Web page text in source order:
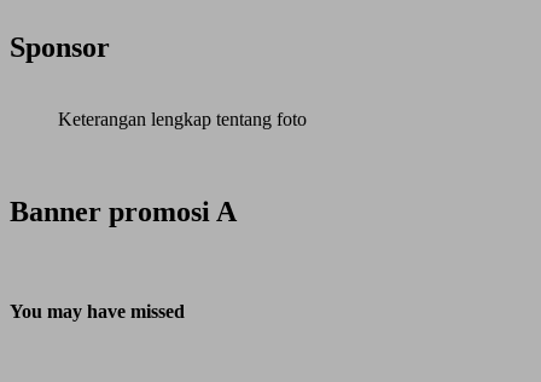
Sponsor
Keterangan lengkap tentang foto
Banner promosi A
You may have missed